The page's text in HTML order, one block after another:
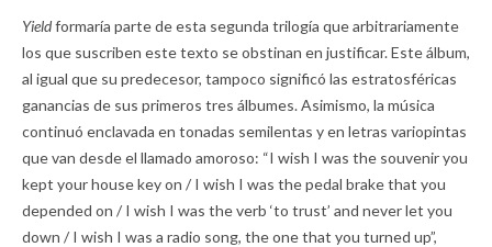
Yieldformaría parte de esta segunda trilogía que arbitrariamente
los que suscriben este texto se obstinan en justificar. Este álbum,
al igual que su predecesor, tampoco significó las estratosféricas
ganancias de sus primeros tres álbumes. Asimismo, la música
continuó enclavada en tonadas semilentas y en letras variopintas
que van desde el llamado amoroso: “I wish I was the souvenir you
kept your house key on / I wish I was the pedal brake that you
depended on / I wish I was the verb ‘to trust’ and never let you
down / I wish I was a radio song, the one that you turned up”,